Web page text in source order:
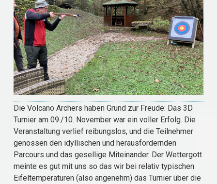
Die Volcano Archers haben Grund zur Freude: Das 3D
Turnier am 09./10. November war ein voller Erfolg. Die
Veranstaltung verlief reibungslos, und die Teilnehmer
genossen den idyllischen und herausfordernden
Parcours und das gesellige Miteinander. Der Wettergott
meinte es gut mit uns so das wir bei relativ typischen
Eifeltemperaturen (also angenehm) das Turnier über die